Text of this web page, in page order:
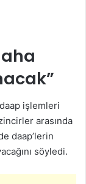
işlemleri
arasında
daap’lerin
söyledi.